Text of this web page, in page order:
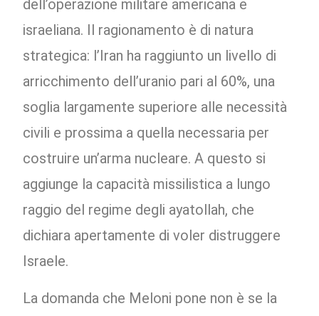
dell’operazione militare americana e
israeliana. Il ragionamento è di natura
strategica: l’Iran ha raggiunto un livello di
arricchimento dell’uranio pari al 60%, una
soglia largamente superiore alle necessità
civili e prossima a quella necessaria per
costruire un’arma nucleare. A questo si
aggiunge la capacità missilistica a lungo
raggio del regime degli ayatollah, che
dichiara apertamente di voler distruggere
Israele.
La domanda che Meloni pone non è se la